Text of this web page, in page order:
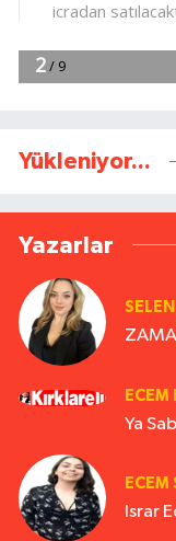
Yükleniyor...
Yazarlar
ECEM
Ya
ECEM
Israr